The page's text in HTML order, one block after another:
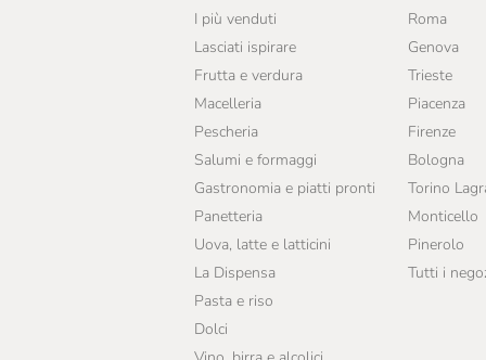
F.lli Collivasone
Fabbrica Del Panforte
Fior Di Loto
Fratelli Sicilia
Galup
Golosi Di Salute
Grondona
Guido Gobino
L'Arcolaio
I più venduti
Lasciati ispirare
Frutta e verdura
Macelleria
Pescheria
Salumi e formaggi
Gastronomia e piatti pronti
Panetteria
Uova, latte e latticini
La Dispensa
Pasta e riso
Dolci
Roma
Genova
Trieste
Piacenza
Firenze
Bologna
Torino
Monticello
Pinerolo
Tutti i